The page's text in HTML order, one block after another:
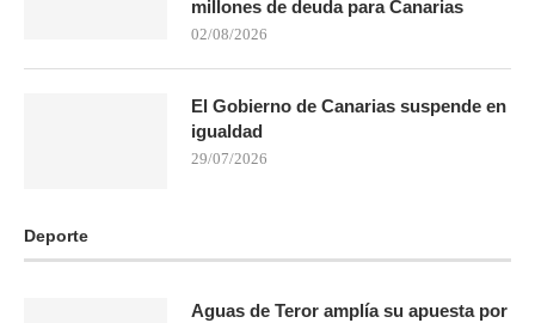
millones de deuda para Canarias
02/08/2026
El Gobierno de Canarias suspende en
igualdad
29/07/2026
Deporte
Aguas de Teror amplía su apuesta por